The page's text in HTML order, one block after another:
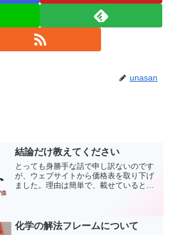
unasan
結論だけ教えてください
とっても身勝手な話で申し訳ないのです
が、ウェブサイトから価格表を取り下げ
ました。理由は簡単で、載せていると問
ね。講習前にはチラシを配...
化学の解法フレームについて